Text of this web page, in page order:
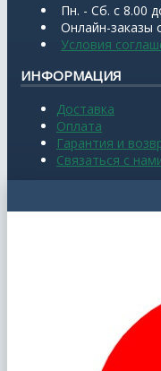
Пн. - Сб. с 8.00
Онлайн-заказы
Условия
ИНФОРМАЦИЯ
Доставка
Оплата
Гарантия и
Связаться с